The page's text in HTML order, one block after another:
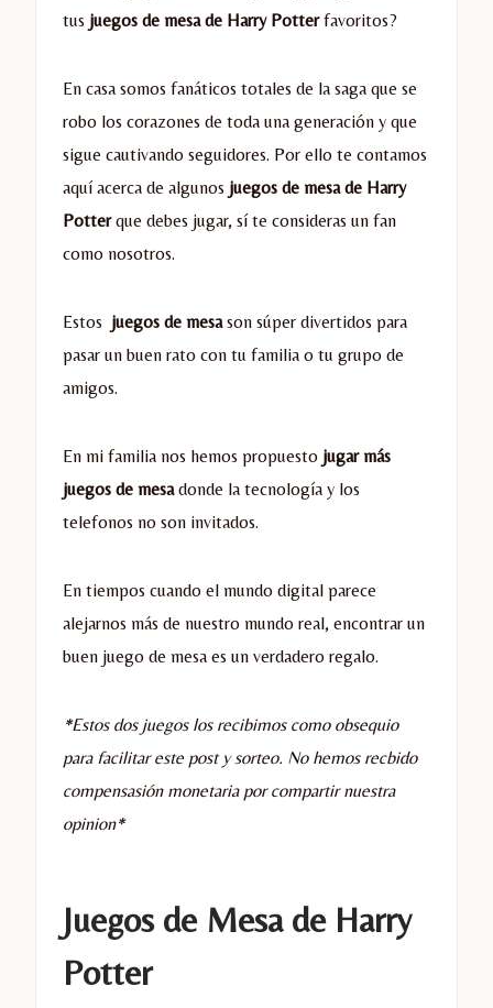
tus juegos de mesa de Harry Potterfavoritos?
En casa somos fanáticos totales de la saga que se
robo los corazones de toda una generación y que
sigue cautivando seguidores. Por ello te contamos
aquí acerca de algunos juegos de mesa de Harry
Potterque debes jugar, sí te consideras un fan
como nosotros.
Estos juegos de mesason súper divertidos para
pasar un buen rato con tu familia o tu grupo de
amigos.
En mi familia nos hemos propuesto jugar más
juegos de mesadonde la tecnología y los
telefonos no son invitados.
En tiempos cuando el mundo digital parece
alejarnos más de nuestro mundo real, encontrar un
buen juego de mesa es un verdadero regalo.
*Estos dos juegos los recibimos como obsequio
para facilitar este post y sorteo. No hemos recbido
compensasión monetaria por compartir nuestra
opinion*
Juegos de Mesa de Harry
Potter